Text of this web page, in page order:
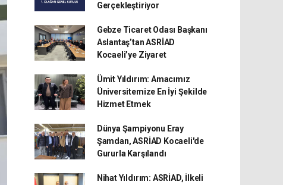
Gerçekleştiriyor
Gebze Ticaret Odası Başkanı
Aslantaş’tan ASRİAD
Kocaeli’ye Ziyaret
Ümit Yıldırım: Amacımız
Üniversitemize En İyi Şekilde
Hizmet Etmek
Dünya Şampiyonu Eray
Şamdan, ASRİAD Kocaeli'de
Gururla Karşılandı
Nihat Yıldırım: ASRİAD, İlkeli